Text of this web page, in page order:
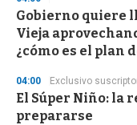
Gobierno quiere
Vieja
¿cómo es el plan
04:00 Exclusivo
El Súper Niño: la
prepararse